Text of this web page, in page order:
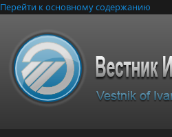
Перейти к основному содержанию